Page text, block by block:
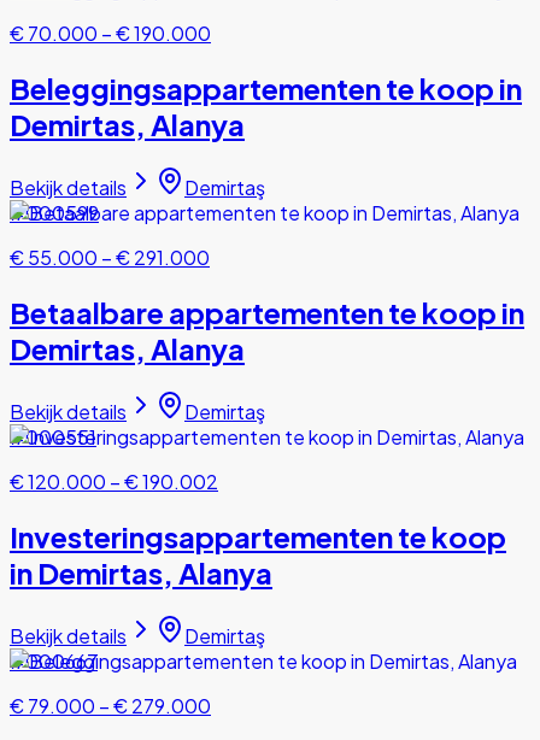
€ 70.000 –€ 190.000
Beleggingsappartementen te koop in
Demirtas, Alanya
Bekijk details
Demirtaş
#000599
€ 55.000 –€ 291.000
Betaalbare appartementen te koop in
Demirtas, Alanya
Bekijk details
Demirtaş
#000551
€ 120.000 –€ 190.002
Investeringsappartementen te koop
in Demirtas, Alanya
Bekijk details
Demirtaş
#000667
€ 79.000 –€ 279.000